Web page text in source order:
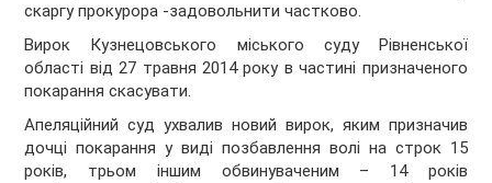
скаргу прокурора -задовольнити частково.
Вирок Кузнецовського міського суду Рівненської
області від 27 травня 2014 року в частині призначеного
покарання скасувати.
Апеляційний суд ухвалив новий вирок, яким призначив
дочці покарання у виді позбавлення волі на строк 15
років, трьом іншим обвинуваченим – 14 років